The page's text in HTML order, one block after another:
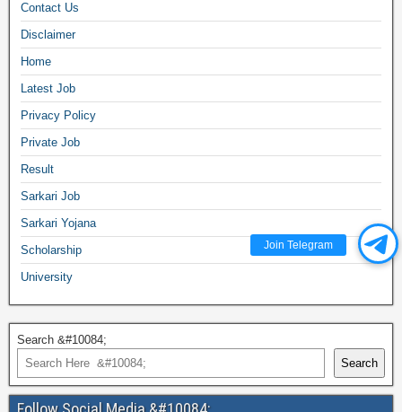
Join Telegram
Contact Us
Disclaimer
Home
Latest Job
Privacy Policy
Private Job
Result
Sarkari Job
Sarkari Yojana
Scholarship
University
Search &#10084;
Search